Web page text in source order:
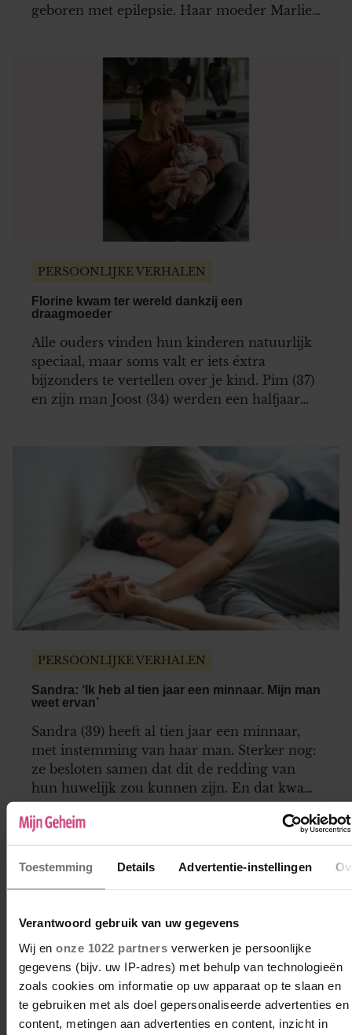
Toestemming Details Advertentie-instellingen
Verantwoord gebruik van uw gegevens
Wij en onze 1022 partnersverwerken je persoonlijke
gegevens (bijv. uw IP-adres) met behulp van technologieën
zoals cookies om informatie op uw apparaat op te slaan en
te gebruiken met als doel gepersonaliseerde advertenties en
content, metingen aan advertenties en content, inzicht in
geboren met epilepsie. Haar moeder Marlies
PERSOONLIJKE VERHALEN
Florine kwam ter wereld dankzij een
draagmoeder
Alle ouders vinden hun kinderen natuurlijk
speciaal, maar soms valt er iets éxtra
bijzonders te vertellen over je kind. Pim (37)
en zijn man Joost (34) werden een halfjaar
PERSOONLIJKE VERHALEN
Sandra: ‘Ik heb al tien jaar een minnaar. Mijn man
weet ervan’
Sandra (39) heeft al tien jaar een minnaar,
met instemming van haar man. Sterker nog:
ze besloten samen dat dit de redding van
hun huwelijk zou kunnen zijn. En dat kwam
uit.